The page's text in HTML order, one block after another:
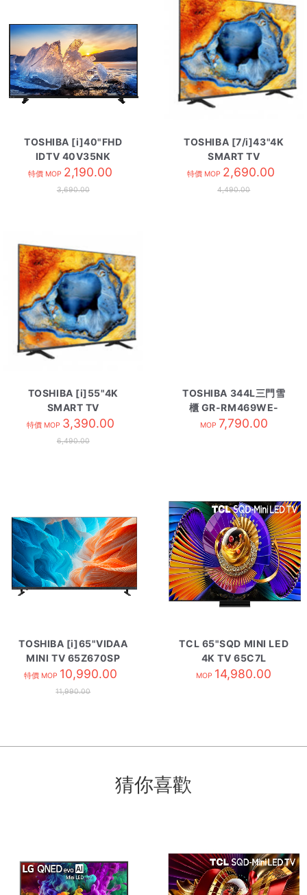
TOSHIBA [i]40"FHD
IDTV 40V35NK
特價 MOP 2,190.00
3,690.00
TOSHIBA [7/i]43"4K
SMART TV
43C350NK
特價 MOP 2,690.00
4,490.00
TOSHIBA [i]55"4K
SMART TV
55C350NK
特價 MOP 3,390.00
6,490.00
TOSHIBA 344L三門雪
櫃 GR-RM469WE-
PGA
MOP 7,790.00
TOSHIBA [i]65"VIDAA
MINI TV 65Z670SP
特價 MOP 10,990.00
11,990.00
TCL 65"SQD MINI LED
4K TV 65C7L
MOP 14,980.00
猜你喜歡